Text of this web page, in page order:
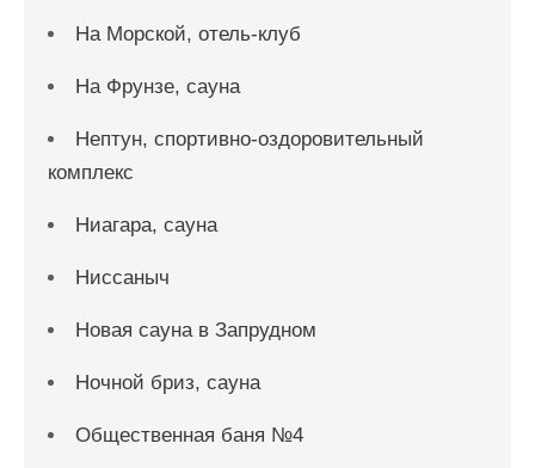
На Морской, отель-клуб
На Фрунзе, сауна
Нептун, спортивно-оздоровительный
комплекс
Ниагара, сауна
Ниссаныч
Новая сауна в Запрудном
Ночной бриз, сауна
Общественная баня №4